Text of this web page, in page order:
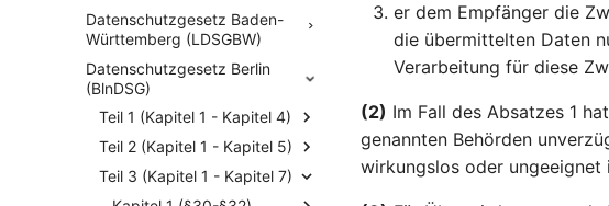
Datenschutzgesetz Baden-
Württemberg (LDSGBW)
Datenschutzgesetz Berlin
(BlnDSG)
Teil 1 (Kapitel 1 - Kapitel 4)
Teil 2 (Kapitel 1 - Kapitel 5)
Teil 3 (Kapitel 1 - Kapitel 7)
er dem Empfänger die
die übermittelten Daten
Verarbeitung für diese
(2) Im Fall des Absatzes 1
genannten Behörden
wirkungslos oder ungeeignet